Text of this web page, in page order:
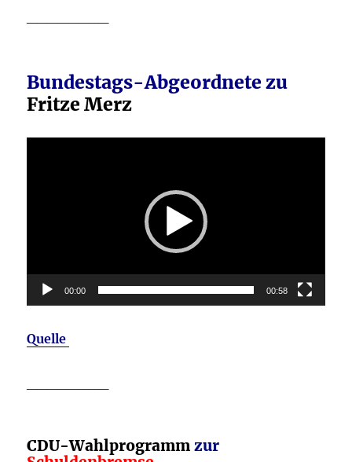
Bundestags-Abgeordnete zu
Fritze Merz
00:00 00:58
Quelle
CDU-Wahlprogramm zur